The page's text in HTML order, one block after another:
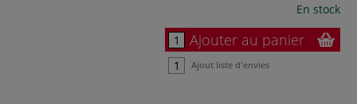
En stock
Ajouter au panier
Ajout liste d'envies